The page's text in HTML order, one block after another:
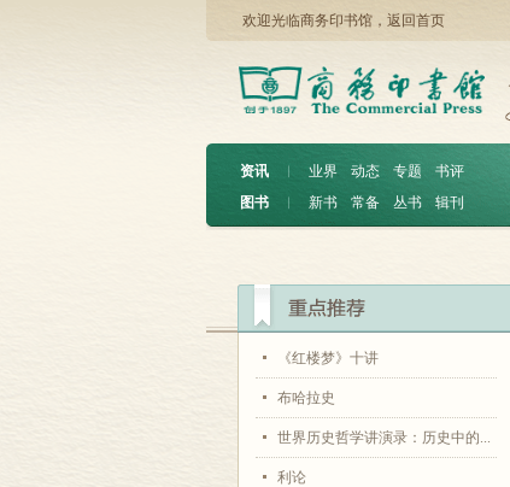
欢迎光临商务印书馆， 返回首页
资讯 ︱ 业界 动态 专题
书评
图书
︱ 新书 常备 丛书 辑刊
《红楼梦》十讲
布哈拉史
世界历史哲学讲演录：历史中的...
利论